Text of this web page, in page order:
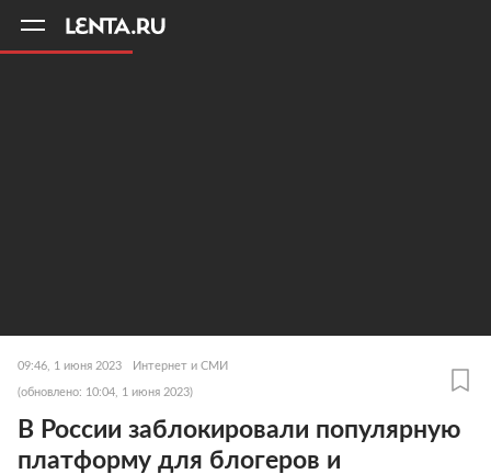
09:46, 1 июня 2023 Интернет и СМИ
(обновлено: 10:04, 1 июня 2023)
В России заблокировали популярную
платформу для блогеров и